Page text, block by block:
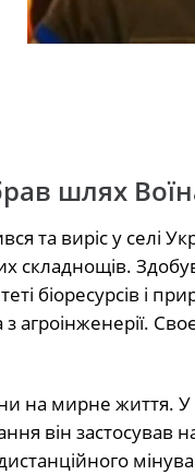
шлях
та виріс у селі
складнощів.
біоресурсів і
агроінженерії.
на мирне життя. У
він